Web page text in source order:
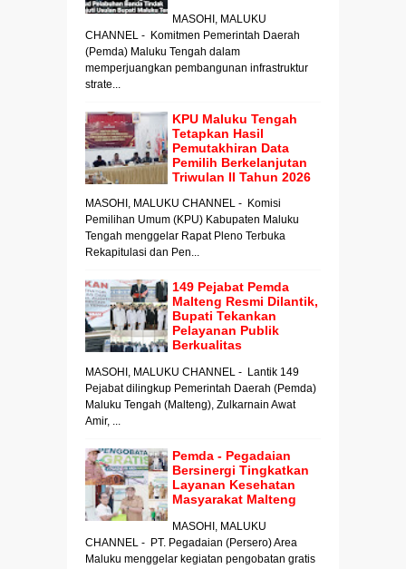
MASOHI, MALUKU
CHANNEL - Komitmen Pemerintah Daerah
(Pemda) Maluku Tengah dalam
memperjuangkan pembangunan infrastruktur
strate...
KPU Maluku Tengah
Tetapkan Hasil
Pemutakhiran Data
Pemilih Berkelanjutan
Triwulan II Tahun 2026
MASOHI, MALUKU CHANNEL - Komisi
Pemilihan Umum (KPU) Kabupaten Maluku
Tengah menggelar Rapat Pleno Terbuka
Rekapitulasi dan Pen...
149 Pejabat Pemda
Malteng Resmi Dilantik,
Bupati Tekankan
Pelayanan Publik
Berkualitas
MASOHI, MALUKU CHANNEL - Lantik 149
Pejabat dilingkup Pemerintah Daerah (Pemda)
Maluku Tengah (Malteng), Zulkarnain Awat
Amir, ...
Pemda - Pegadaian
Bersinergi Tingkatkan
Layanan Kesehatan
Masyarakat Malteng
MASOHI, MALUKU
CHANNEL - PT. Pegadaian (Persero) Area
Maluku menggelar kegiatan pengobatan gratis